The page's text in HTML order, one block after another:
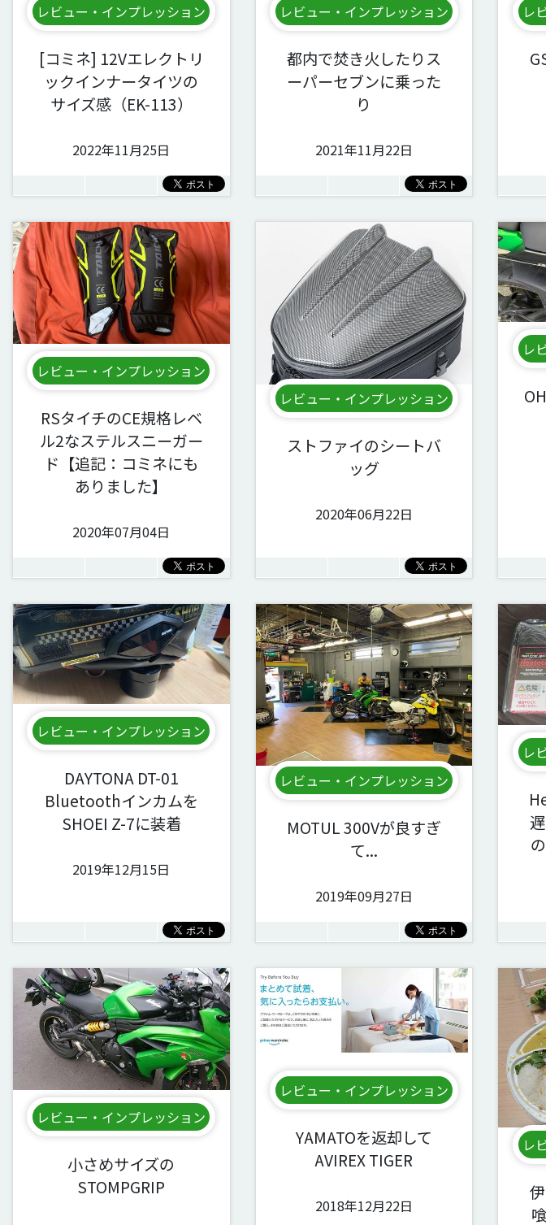
レビュー・インプレッション
[コミネ] 12Vエレクトリ
ックインナータイツの
サイズ感（EK-113）
2022年11月25日
レビュー・インプレッション
都内で焚き火したりス
ーパーセブンに乗った
り
2021年11月22日
レ
レビュー・インプレッション
RSタイチのCE規格レベ
ル2なステルスニーガー
ド【追記：コミネにも
ありました】
2020年07月04日
レビュー・インプレッション
ストファイのシートバ
ッグ
2020年06月22日
レ
レビュー・インプレッション
DAYTONA DT-01
Bluetoothインカムを
SHOEI Z-7に装着
2019年12月15日
レビュー・インプレッション
MOTUL 300Vが良すぎ
て...
2019年09月27日
レ
レビュー・インプレッション
小さめサイズの
STOMPGRIP
レビュー・インプレッション
YAMATOを返却して
AVIREX TIGER
2018年12月22日
レ